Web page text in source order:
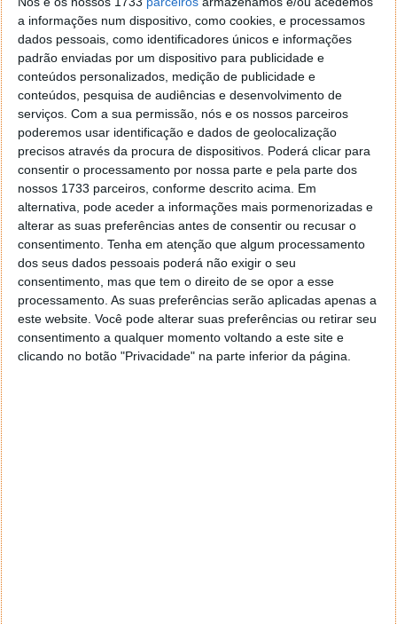
a informações num dispositivo, como cookies, e processamos
dados pessoais, como identificadores únicos e informações
padrão enviadas por um dispositivo para publicidade e
conteúdos personalizados, medição de publicidade e
conteúdos, pesquisa de audiências e desenvolvimento de
serviços. Com a sua permissão, nós e os nossos parceiros
poderemos usar identificação e dados de geolocalização
precisos através da procura de dispositivos. Poderá clicar para
consentir o processamento por nossa parte e pela parte dos
nossos 1733 parceiros, conforme descrito acima. Em
alternativa, pode aceder a informações mais pormenorizadas e
alterar as suas preferências antes de consentir ou recusar o
consentimento. Tenha em atenção que algum processamento
dos seus dados pessoais poderá não exigir o seu
consentimento, mas que tem o direito de se opor a esse
processamento. As suas preferências serão aplicadas apenas a
este website. Você pode alterar suas preferências ou retirar seu
consentimento a qualquer momento voltando a este site e
clicando no botão "Privacidade" na parte inferior da página.
mostrando que o Windows Phone ainda é um
sistema onde vale a pena investir.
Leia todas as notícias sobre o Pokémon Go.
Este artigo tem mais de um ano
Acompanhe o Pplware no Google Notícias
Proponha uma correção, faça uma sugestão
Autor:Pedro Simões